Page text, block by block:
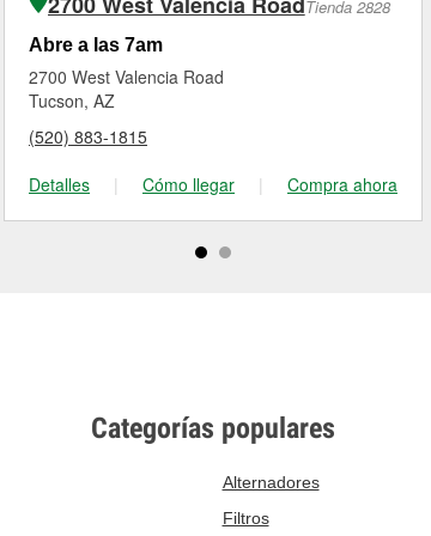
Tienda 2828
Abre a las 7am
2700 West Valencia Road
Tucson, AZ
(520) 883-1815
Detalles
| Cómo llegar | Compra ahora
Categorías populares
Alternadores
Filtros